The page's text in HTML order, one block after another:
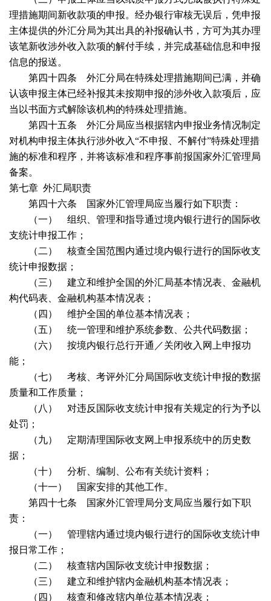
理措施期间新收款项的申报。经办银行审核无误后，凭申报
主体提供的外汇分局为其出具的补报确认书，方可为其办理
该笔新收涉外收入款项的解付手续，并完成基础信息和申报
信息的报送。
第四十四条 外汇分局在特殊处理措施期间已满，并确
认该申报主体已经补报其未按期申报的涉外收入款项后，应
当以书面方式解除该机构的特殊处理措施。
第四十五条 外汇分局应当根据辖内申报业务情况制定
对机构申报主体执行涉外收入“不申报、不解付”特殊处理措
施的标准和程序，并将该标准和程序事前报国家外汇管理局
备案。
第七章 外汇局职责
第四十六条 国家外汇管理局应当履行如下职责：
（一） 组织、管理和指导通过境内银行进行的国际收
支统计申报工作；
（二） 核查全国范围内通过境内银行进行的国际收支
统计申报数据；
（三） 建立和维护全国的外汇局基本情况表、金融机
构代码表、金融机构基本情况表；
（四） 维护全国的单位基本情况表；
（五） 统一管理和维护系统参数、公共代码数据；
（六） 按境内银行总行开通／关闭收入网上申报功
能；
（七） 考核、考评外汇分局国际收支统计申报的数据
质量和工作质量；
（八） 对违反国际收支统计申报有关规定的行为予以
处罚；
（九） 定期清理国际收支网上申报系统中的历史数
据；
（十） 分析、编制、公布有关统计资料；
（十一） 国家安排的其他工作。
第四十七条 国家外汇管理局分支局应当履行如下职
责：
（一） 管理辖内通过境内银行进行的国际收支统计申
报日常工作；
（二） 核查辖内国际收支统计申报数据；
（三） 建立和维护辖内金融机构基本情况表；
（四） 核查和修改辖内单位基本情况表；